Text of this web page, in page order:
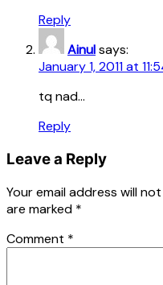
Reply
Ainulsays:
January 1, 2011 at
tq nad…
Reply
Leave a Reply
Your email address will
are marked *
Comment *